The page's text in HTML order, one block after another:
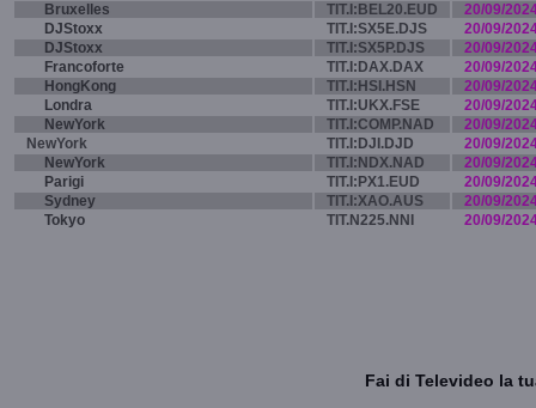
Bruxelles
TIT.I:BEL20.EUD
20/09/
DJStoxx
TIT.I:SX5E.DJS
20/09/
DJStoxx
TIT.I:SX5P.DJS
20/09/
Francoforte
TIT.I:DAX.DAX
20/09/
HongKong
TIT.I:HSI.HSN
20/09/
Londra
TIT.I:UKX.FSE
20/09/
NewYork
TIT.I:COMP.NAD
20/09/
NewYork
TIT.I:DJI.DJD
20/09/
NewYork
TIT.I:NDX.NAD
20/09/
Parigi
TIT.I:PX1.EUD
20/09/
Sydney
TIT.I:XAO.AUS
20/09/
Tokyo
TIT.N225.NNI 20/09/
Fai di Televideo la